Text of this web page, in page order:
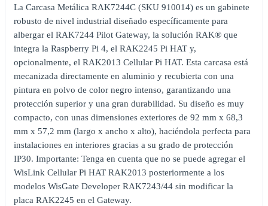
La Carcasa Metálica RAK7244C (SKU 910014) es un gabinete
robusto de nivel industrial diseñado específicamente para
albergar el RAK7244 Pilot Gateway, la solución RAK® que
integra la Raspberry Pi 4, el RAK2245 Pi HAT y,
opcionalmente, el RAK2013 Cellular Pi HAT. Esta carcasa está
mecanizada directamente en aluminio y recubierta con una
pintura en polvo de color negro intenso, garantizando una
protección superior y una gran durabilidad. Su diseño es muy
compacto, con unas dimensiones exteriores de 92 mm x 68,3
mm x 57,2 mm (largo x ancho x alto), haciéndola perfecta para
instalaciones en interiores gracias a su grado de protección
IP30. Importante: Tenga en cuenta que no se puede agregar el
WisLink Cellular Pi HAT RAK2013 posteriormente a los
modelos WisGate Developer RAK7243/44 sin modificar la
placa RAK2245 en el Gateway.